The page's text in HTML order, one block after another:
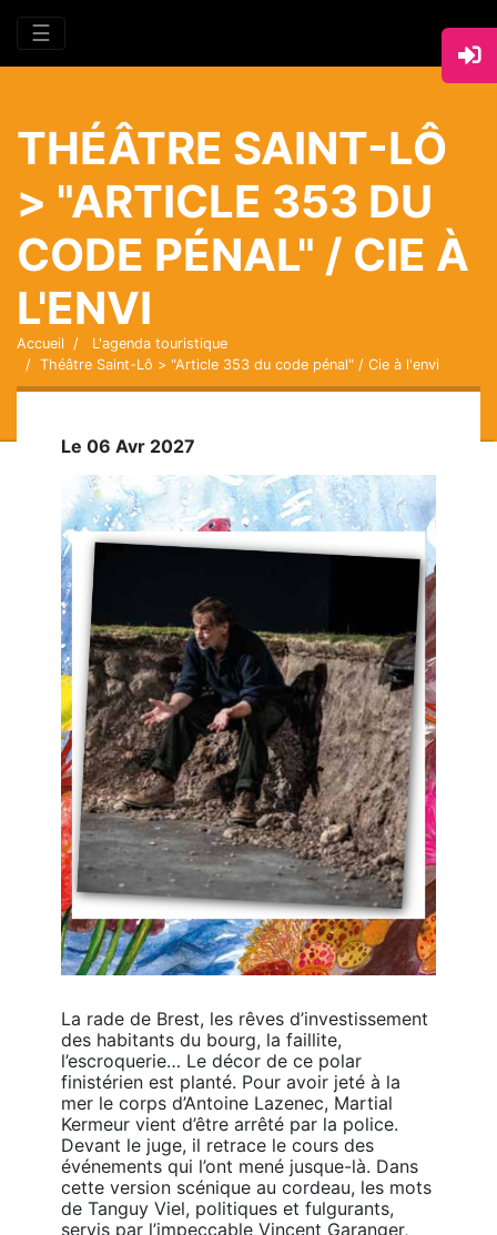
☰
THÉÂTRE SAINT-LÔ
> "ARTICLE 353 DU
CODE PÉNAL" / CIE À
L'ENVI
Accueil
L'agenda touristique
Théâtre Saint-Lô > "Article 353 du code pénal" / Cie à l'envi
Le 06 Avr 2027
La rade de Brest, les rêves d’investissement
des habitants du bourg, la faillite,
l’escroquerie… Le décor de ce polar
finistérien est planté. Pour avoir jeté à la
mer le corps d’Antoine Lazenec, Martial
Kermeur vient d’être arrêté par la police.
Devant le juge, il retrace le cours des
événements qui l’ont mené jusque-là. Dans
cette version scénique au cordeau, les mots
de Tanguy Viel, politiques et fulgurants,
servis par l’impeccable Vincent Garanger,